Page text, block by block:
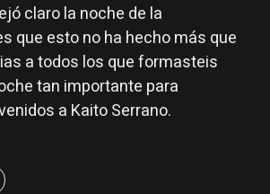
claro la noche de la
que esto no ha hecho más que
a todos los que formasteis
tan importante para
a Kaito Serrano.